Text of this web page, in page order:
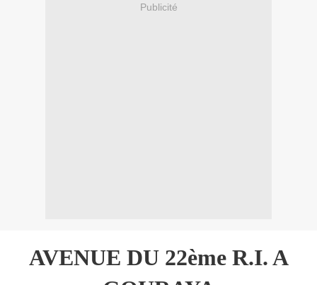
Publicité
AVENUE DU 22ème R.I. A